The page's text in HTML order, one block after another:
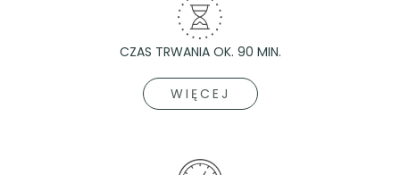
CZAS TRWANIA OK. 90 MIN.
WIĘCEJ